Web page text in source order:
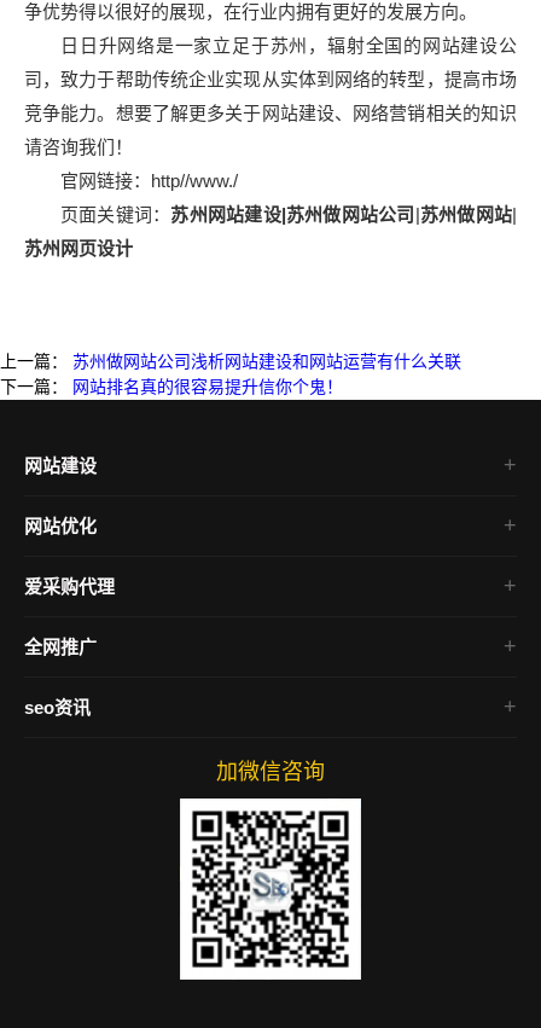
争优势得以很好的展现，在行业内拥有更好的发展方向。
日日升网络是一家立足于苏州，辐射全国的网站建设公
司，致力于帮助传统企业实现从实体到网络的转型，提高市场
竞争能力。想要了解更多关于网站建设、网络营销相关的知识
请咨询我们！
官网链接：http//www./
页面关键词： 苏州网站建设|苏州做网站公司 |苏州做网站|
苏州网页设计
上一篇： 苏州做网站公司浅析网站建设和网站运营有什么关联
下一篇：
网站排名真的很容易提升信你个鬼！
网站建设
高端网站建设
营销型网站建设
集团网站建设
网站优化
seo整站优化
搜索引擎优化
网站优化推广
爱采购代理
百度爱采购
爱采购竞价包年
全网推广
全网营销推广
seo资讯
加微信咨询